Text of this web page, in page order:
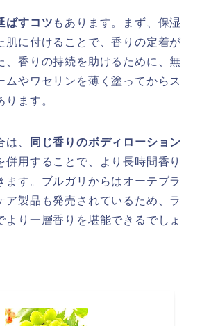
ばすコツ もあります。まず、保湿
肌に付けることで、香りの定着が
、香りの持続を助けるために、無
ムやワセリンを薄く塗ってからス
ます。
、
同じ香りのボディローション
併用することで、より長時間香り
ます。ブルガリからはオーテブラ
ア製品も発売されているため、ラ
より一層香りを堪能できるでしょ